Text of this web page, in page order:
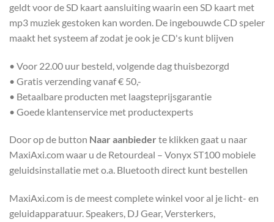
geldt voor de SD kaart aansluiting waarin een SD kaart met
mp3 muziek gestoken kan worden. De ingebouwde CD speler
maakt het systeem af zodat je ook je CD's kunt blijven
• Voor 22.00 uur besteld, volgende dag thuisbezorgd
• Gratis verzending vanaf € 50,-
• Betaalbare producten met laagsteprijsgarantie
• Goede klantenservice met productexperts
Door op de button Naar aanbieder te klikken gaat u naar
MaxiAxi.com waar u de Retourdeal – Vonyx ST100 mobiele
geluidsinstallatie met o.a. Bluetooth direct kunt bestellen
MaxiAxi.com is de meest complete winkel voor al je licht- en
geluidapparatuur. Speakers, DJ Gear, Versterkers,